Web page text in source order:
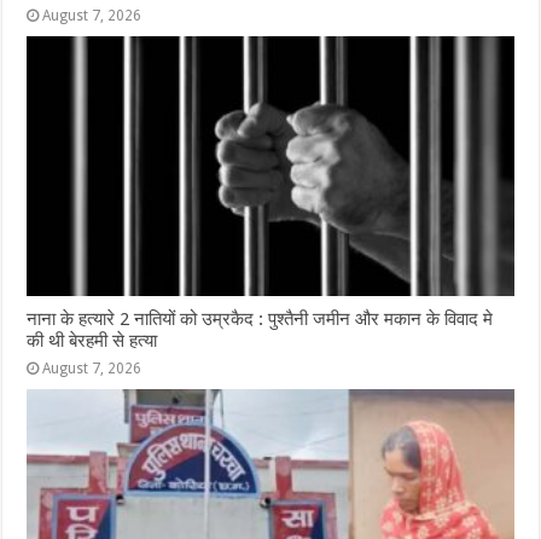
August 7, 2026
नाना के हत्यारे 2 नातियों को उम्रकैद : पुश्तैनी जमीन और मकान के विवाद मे
की थी बेरहमी से हत्या
August 7, 2026